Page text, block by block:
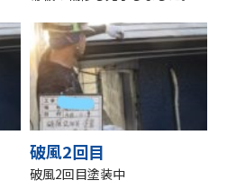
破風2回目
破風2回目塗装中